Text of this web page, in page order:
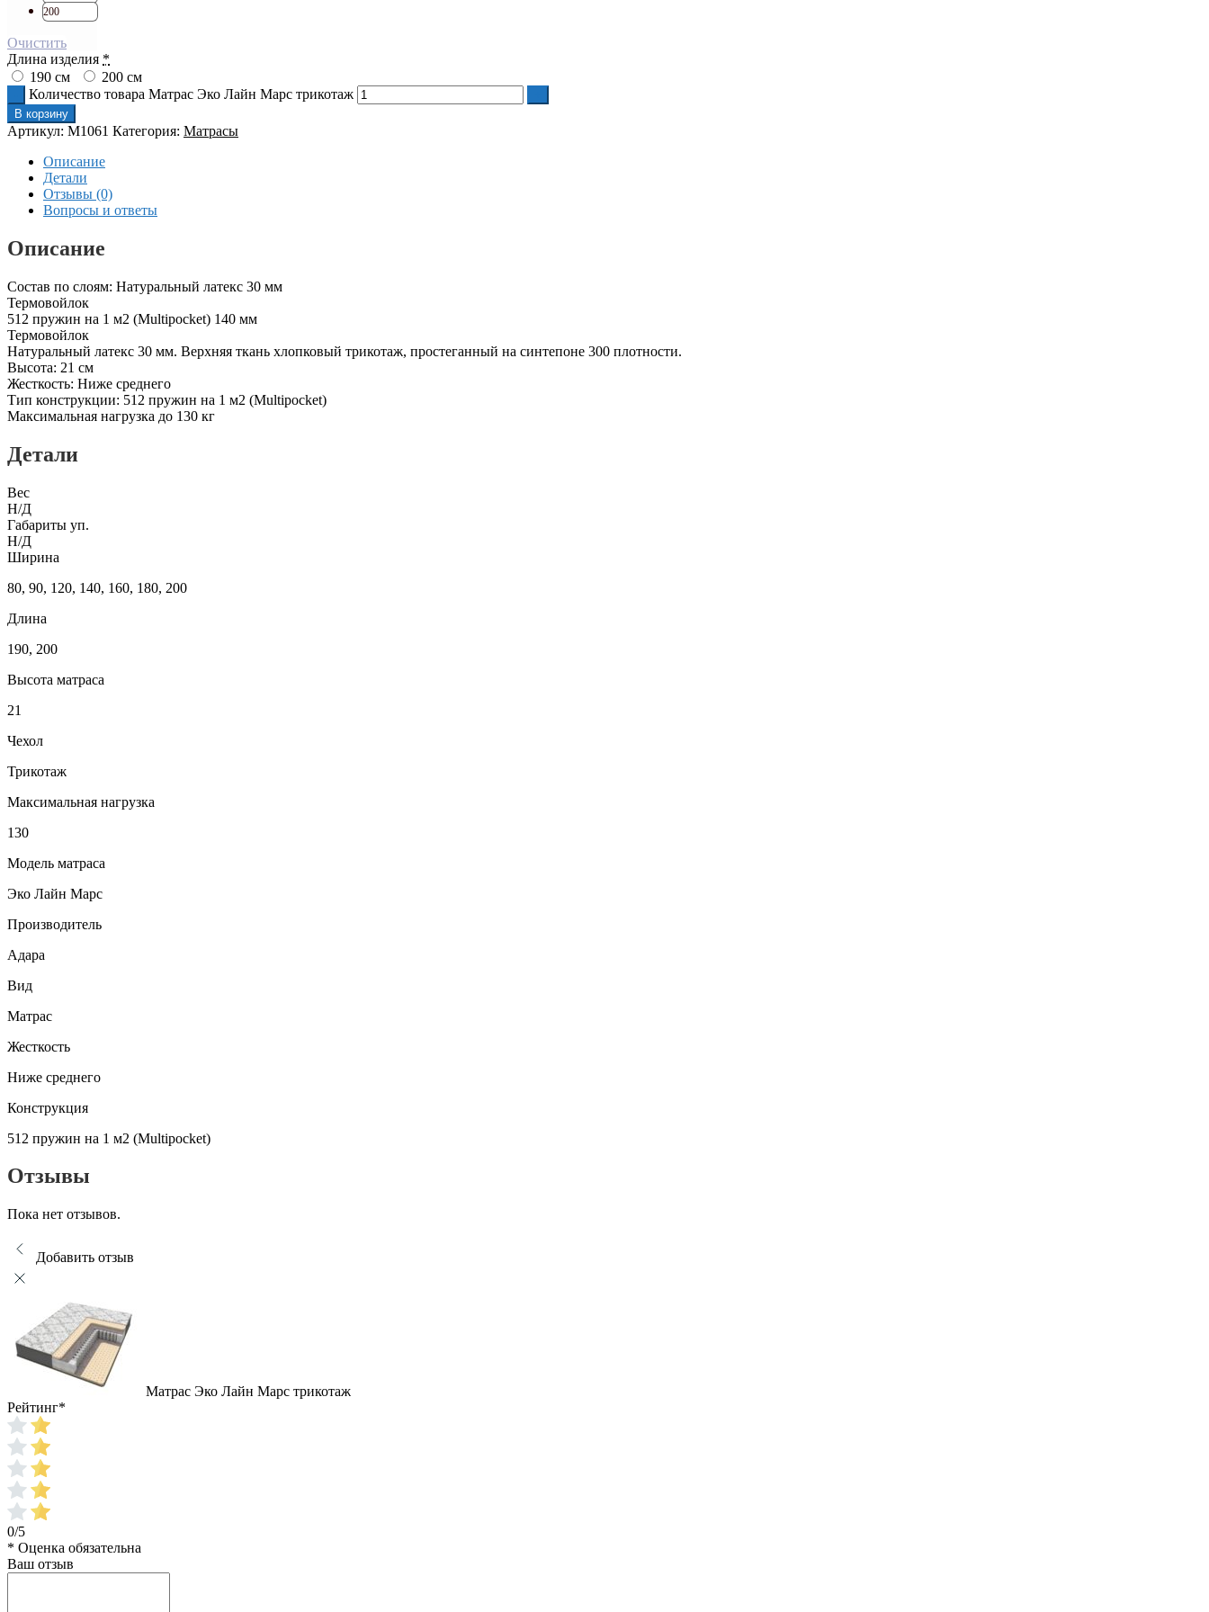
200
Очистить
Длина изделия *
190 см
200 см
Количество товара Матрас Эко Лайн Марс трикотаж
В корзину
Артикул: M1061 Категория: Матрасы
Описание
Детали
Отзывы (0)
Вопросы и ответы
Описание
Состав по слоям: Натуральный латекс 30 мм
Термовойлок
512 пружин на 1 м2 (Multipocket) 140 мм
Термовойлок
Натуральный латекс 30 мм. Верхняя ткань хлопковый трикотаж, простеганный на синтепоне 300 плотности.
Высота: 21 см
Жесткость: Ниже среднего
Тип конструкции: 512 пружин на 1 м2 (Multipocket)
Максимальная нагрузка до 130 кг
Детали
Вес
Н/Д
Габариты уп.
Н/Д
Ширина
80, 90, 120, 140, 160, 180, 200
Длина
190, 200
Высота матраса
21
Чехол
Трикотаж
Максимальная нагрузка
130
Модель матраса
Эко Лайн Марс
Производитель
Адара
Вид
Матрас
Жесткость
Ниже среднего
Конструкция
512 пружин на 1 м2 (Multipocket)
Отзывы
Пока нет отзывов.
Добавить отзыв
Матрас Эко Лайн Марс трикотаж
Рейтинг*
0/5
* Оценка обязательна
Ваш отзыв